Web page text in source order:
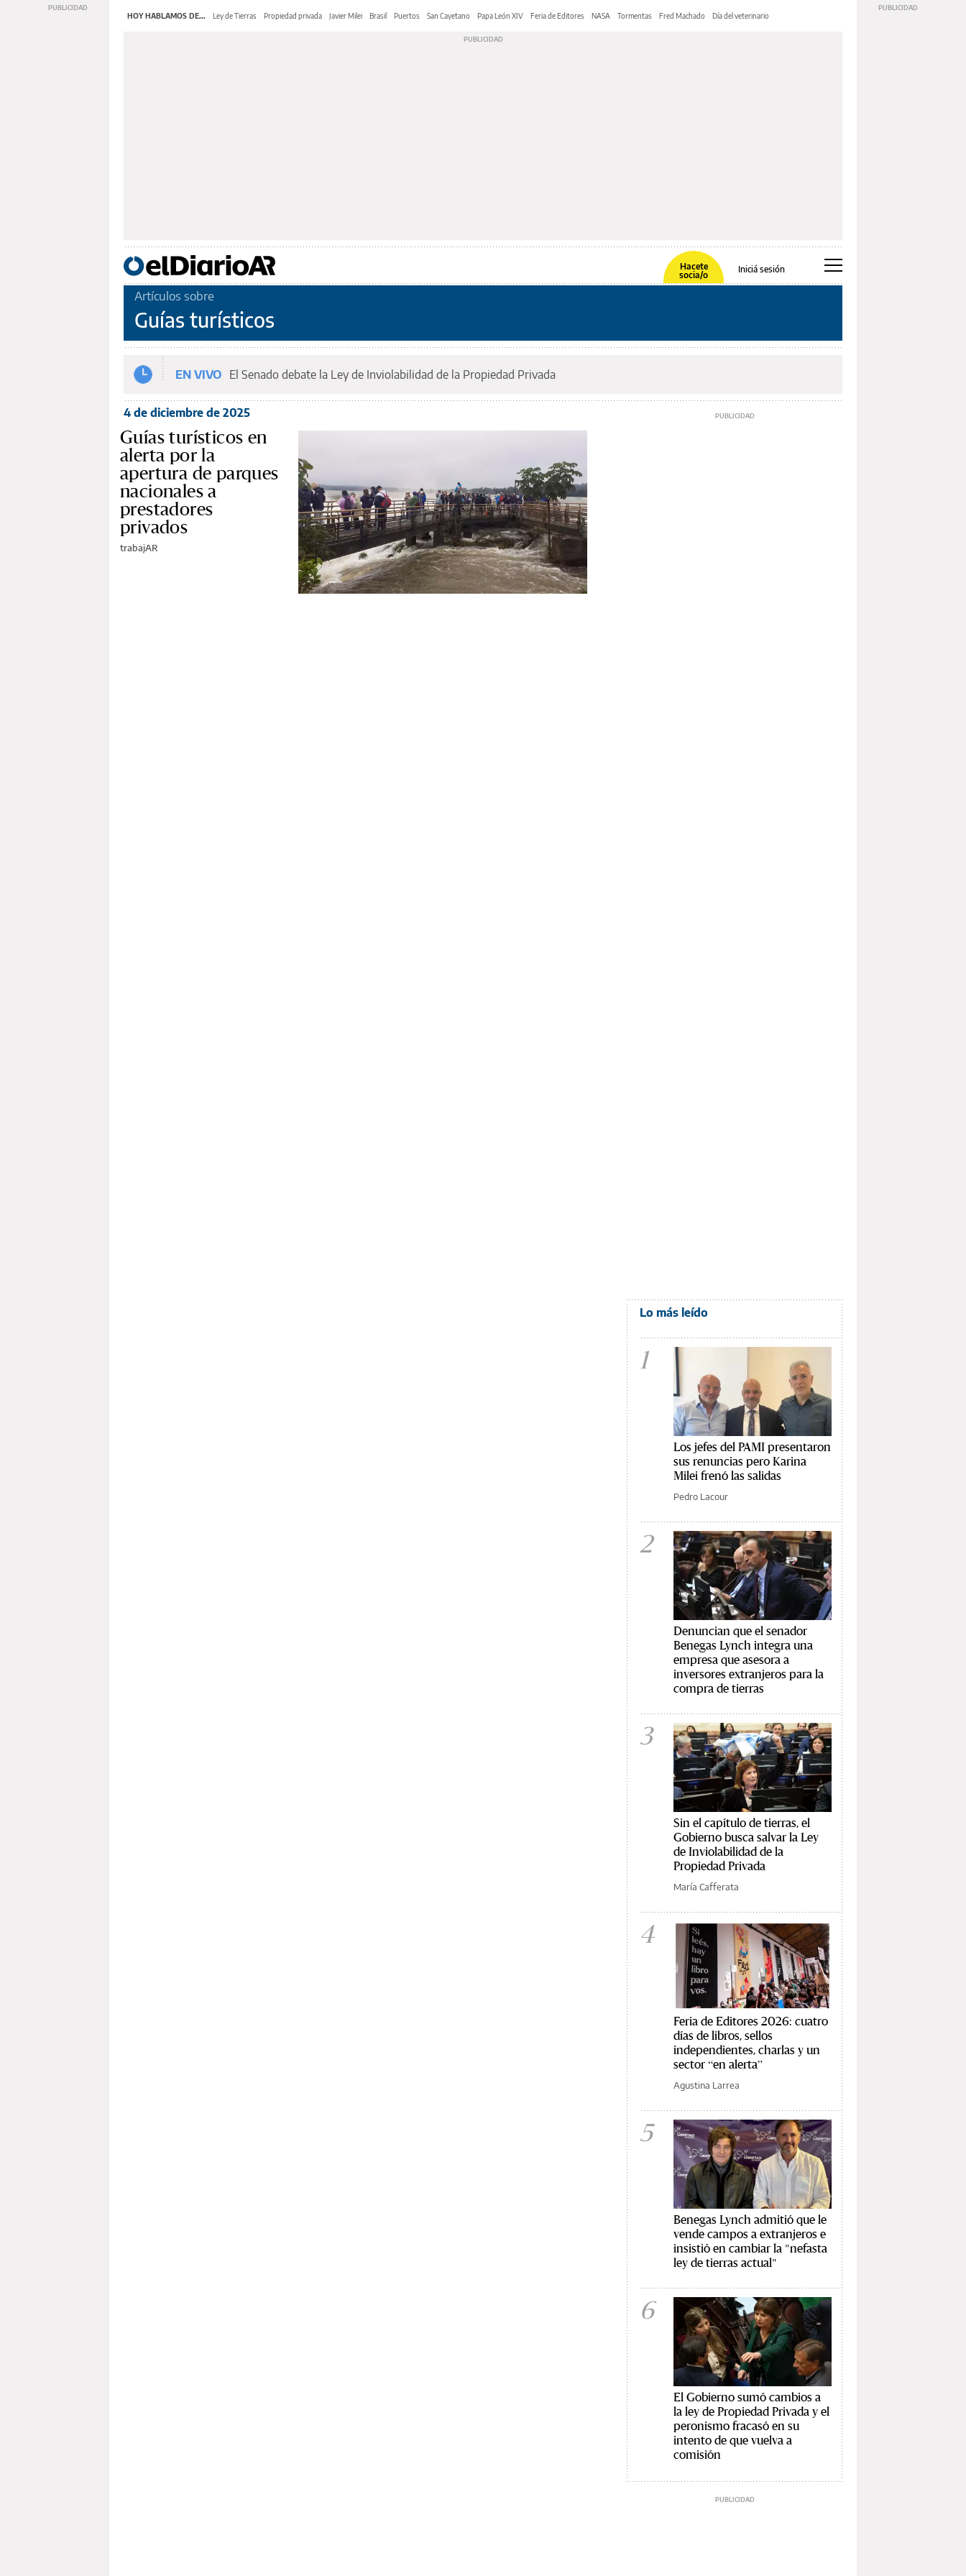
HOY HABLAMOS DE... Ley de Tierras Propiedad privada Javier Milei Brasil Puertos San Cayetano Papa León XIV Feria de Editores NASA Tormentas Fred Machado Día del veterinario
Hacete
socia/o
Iniciá sesión
Artículos sobre
Guías turísticos
EN VIVO El Senado debate la Ley de Inviolabilidad de la Propiedad Privada
4 de diciembre de 2025
Guías turísticos en
alerta por la
apertura de parques
nacionales a
prestadores
privados
trabajAR
Lo más leído
1
Los jefes del PAMI presentaron
sus renuncias pero Karina
Milei frenó las salidas
Pedro Lacour
2
Denuncian que el senador
Benegas Lynch integra una
empresa que asesora a
inversores extranjeros para la
compra de tierras
3
Sin el capítulo de tierras, el
Gobierno busca salvar la Ley
de Inviolabilidad de la
Propiedad Privada
María Cafferata
4
Feria de Editores 2026: cuatro
días de libros, sellos
independientes, charlas y un
sector “en alerta”
Agustina Larrea
5
Benegas Lynch admitió que le
vende campos a extranjeros e
insistió en cambiar la "nefasta
ley de tierras actual"
6
El Gobierno sumó cambios a
la ley de Propiedad Privada y el
peronismo fracasó en su
intento de que vuelva a
comisión